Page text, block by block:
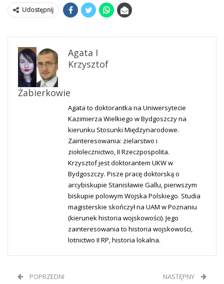
Udostępnij
Agata I
Krzysztof
Żabierkowie
Agata to doktorantka na Uniwersytecie
Kazimierza Wielkiego w Bydgoszczy na
kierunku Stosunki Międzynarodowe.
Zainteresowania: zielarstwo i
ziołolecznictwo, II Rzeczpospolita.
Krzysztof jest doktorantem UKW w
Bydgoszczy. Pisze pracę doktorską o
arcybiskupie Stanisławie Gallu, pierwszym
biskupie polowym Wojska Polskiego. Studia
magisterskie skończył na UAM w Poznaniu
(kierunek historia wojskowości). Jego
zainteresowania to historia wojskowości,
lotnictwo II RP, historia lokalna.
POPRZEDNI NASTĘPNY